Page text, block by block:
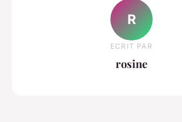
R
ECRIT PAR
rosine